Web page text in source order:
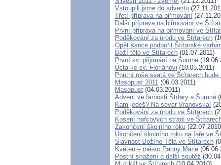
Vstoupili jsme do adventu
Třetí příprava na biřmování
Další příprava na biřmování ve
První příprava na biřmování ve
Poděkování za úrodu ve Štítarech
Opět šance podpořit Štítarské
Boží tělo ve Štítarech (01.07.2011)
První sv. přijímání na Šumné
Úcta ke sv. Floriánovi (10.05.2011)
Poutní mše svatá ve Štítarech
Masopust 2011 (06.03.2011)
Masopust (04.03.2011)
Advent ve farnosti Štítary a Šumná
Kam jedeš? Na sever Vranovska!
Poděkování za úrodu ve Štítarech
Kosení hořcových strání ve
Zakončení školního roku
Ukončení školního roku na faře ve
Slavnost Božího Těla ve Štítarech
Květen – měsíc Panny Marie
Postní snažení a další soutěž